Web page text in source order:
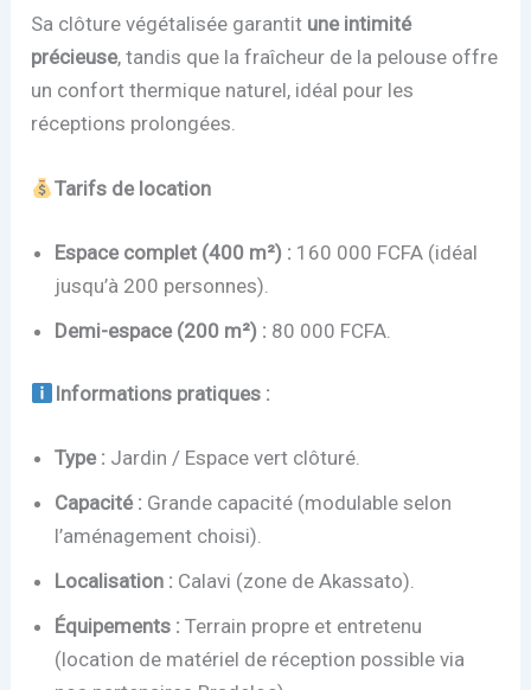
Sa clôture végétalisée garantit une intimité
précieuse, tandis que la fraîcheur de la pelouse offre
un confort thermique naturel, idéal pour les
réceptions prolongées.
Tarifs de location
Espace complet (400 m²) : 160 000 FCFA (idéal
jusqu’à 200 personnes).
Demi-espace (200 m²) : 80 000 FCFA.
Informations pratiques :
Type : Jardin / Espace vert clôturé.
Capacité : Grande capacité (modulable selon
l’aménagement choisi).
Localisation : Calavi (zone de Akassato).
Équipements : Terrain propre et entretenu
(location de matériel de réception possible via